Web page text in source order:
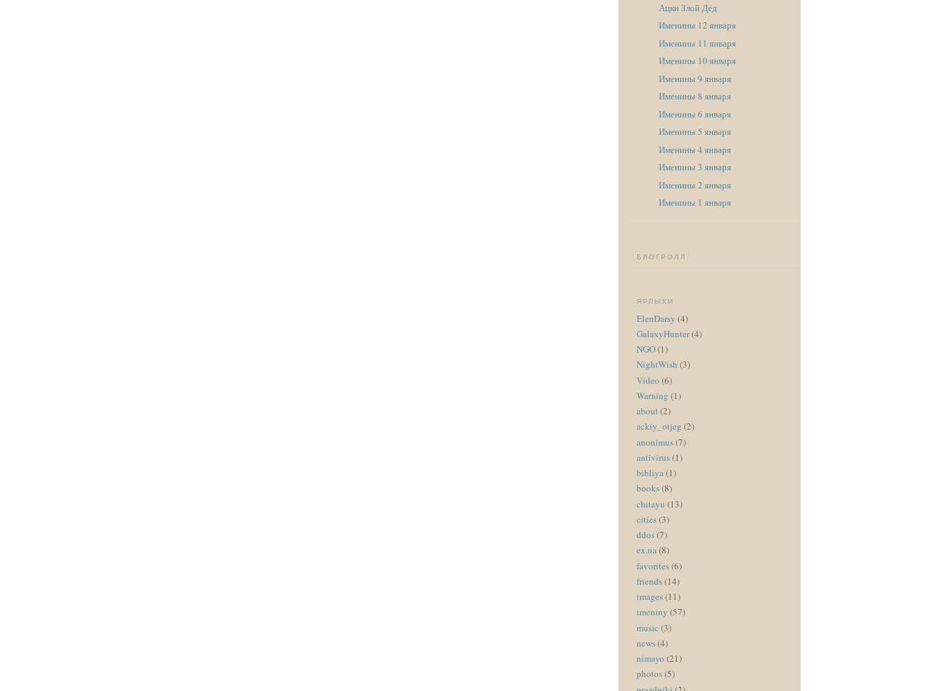
Ацки Злой Дед
Именины 12 января
Именины 11 января
Именины 10 января
Именины 9 января
Именины 8 января
Именины 6 января
Именины 5 января
Именины 4 января
Именины 3 января
Именины 2 января
Именины 1 января
БЛОГРОЛЛ
ЯРЛЫКИ
ElenDarsy (4)
GalaxyHunter(4)
NGO(1)
NightWish (3)
Video (6)
Warning (1)
about(2)
ackiy_otjeg (2)
anonimus(7)
antivirus(1)
bibliya(1)
books(8)
chitayu (13)
cities(3)
ddos(7)
ex.ua(8)
favorites(6)
friends(14)
images(11)
imeniny (57)
music (3)
news(4)
nimayo (21)
photos(5)